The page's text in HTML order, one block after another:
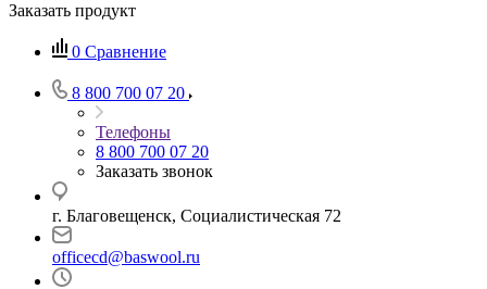
Заказать продукт
0 Сравнение
8 800 700 07 20
Телефоны
8 800 700 07 20
Заказать звонок
г. Благовещенск, Социалистическая 72
officecd@baswool.ru